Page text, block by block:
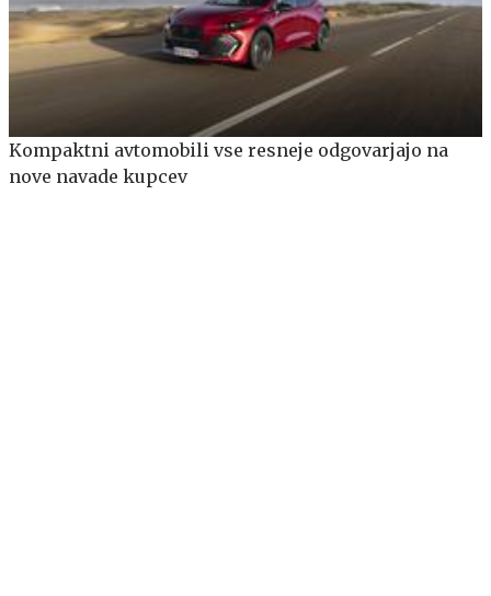
Kompaktni avtomobili vse resneje odgovarjajo na
nove navade kupcev